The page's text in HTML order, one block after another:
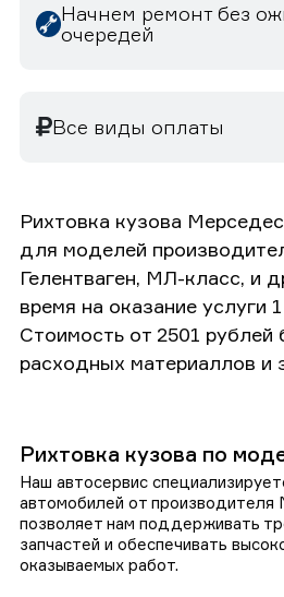
Начнем ремонт без
очередей
Все виды оплаты
Рихтовка кузова
для моделей
Гелентваген, МЛ-класс, и
время на оказание услуги
Стоимость от 2501 рублей
расходных материаллов и
Рихтовка кузова по
Наш автосервис
автомобилей от
позволяет нам поддерживать
запчастей и обеспечивать
оказываемых работ.